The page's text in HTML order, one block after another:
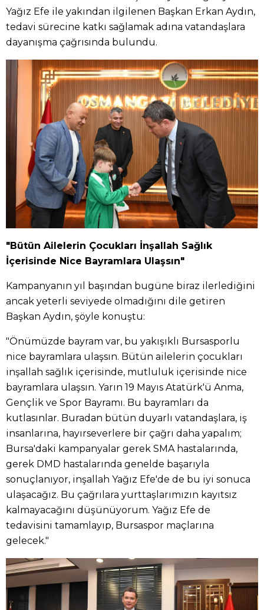
Yağız Efe ile yakından ilgilenen Başkan Erkan Aydın,
tedavi sürecine katkı sağlamak adına vatandaşlara
dayanışma çağrısında bulundu.
"Bütün Ailelerin Çocukları İnşallah Sağlık
İçerisinde Nice Bayramlara Ulaşsın"
Kampanyanın yıl başından bugüne biraz ilerlediğini
ancak yeterli seviyede olmadığını dile getiren
Başkan Aydın, şöyle konuştu:
"Önümüzde bayram var, bu yakışıklı Bursasporlu
nice bayramlara ulaşsın. Bütün ailelerin çocukları
inşallah sağlık içerisinde, mutluluk içerisinde nice
bayramlara ulaşsın. Yarın 19 Mayıs Atatürk'ü Anma,
Gençlik ve Spor Bayramı. Bu bayramları da
kutlasınlar. Buradan bütün duyarlı vatandaşlara, iş
insanlarına, hayırseverlere bir çağrı daha yapalım;
Bursa'daki kampanyalar gerek SMA hastalarında,
gerek DMD hastalarında genelde başarıyla
sonuçlanıyor, inşallah Yağız Efe'de de bu iyi sonuca
ulaşacağız. Bu çağrılara yurttaşlarımızın kayıtsız
kalmayacağını düşünüyorum. Yağız Efe de
tedavisini tamamlayıp, Bursaspor maçlarına
gelecek."